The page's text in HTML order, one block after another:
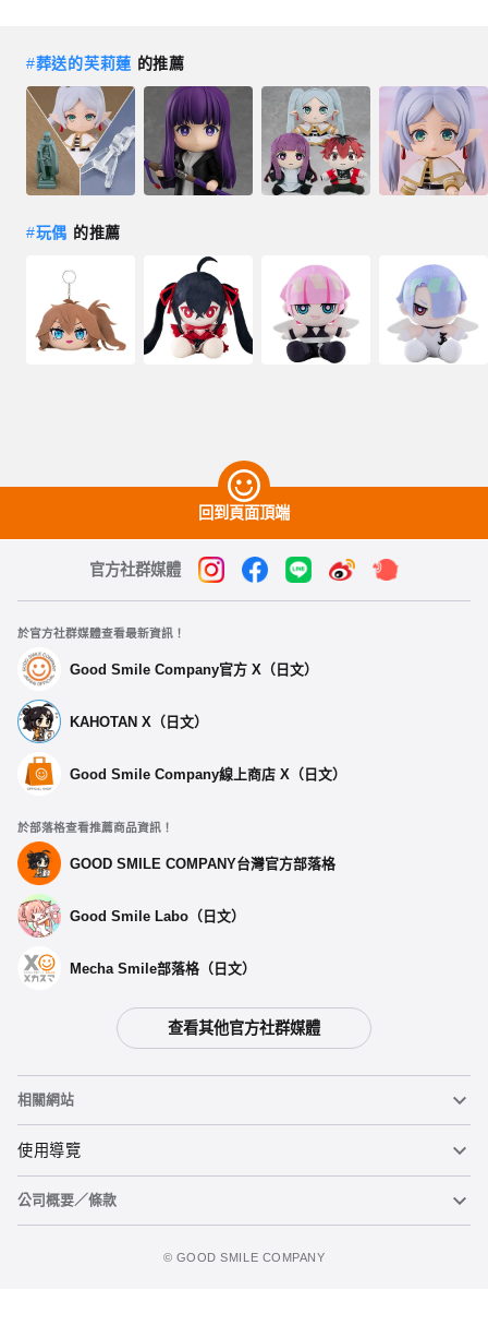
#葬送的芙莉蓮 的推薦
#玩偶 的推薦
回到頁面頂端
官方社群媒體
於官方社群媒體查看最新資訊！
Good Smile Company官方 X（日文）
KAHOTAN X（日文）
Good Smile Company線上商店 X（日文）
於部落格查看推薦商品資訊！
GOOD SMILE COMPANY台灣官方部落格
Good Smile Labo（日文）
Mecha Smile部落格（日文）
查看其他官方社群媒體
相關網站
黏土人
黏土人臉部製造機（英文）
使用導覽
重要公告
公司概要／條款
©️ GOOD SMILE COMPANY